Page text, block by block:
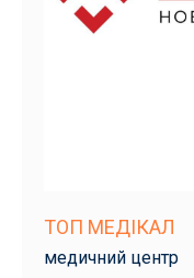
ТОП МЕДІКАЛ
медичний центр